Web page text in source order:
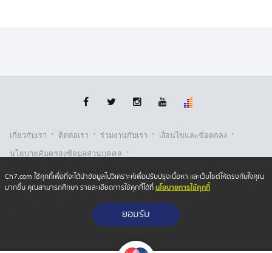
เกี่ยวกับเรา · ติตต่อเรา · ร่วมงานกับเรา · เงื่อนไขและข้อตกลง ·
นโยบายคุ้มครองข้อมูลส่วนบุคคล ·
นโยบายคุ้มครองข้อมูลส่วนบุคคล (ออนไลน์) · นโยบายคุกกี้ ·
รับเรื่องร้องเรียน
Copyright © 2026 Bangkok Broadcasting & T.V. Co.,Ltd.
Ch7.com ใช้คุกกี้เพื่อที่จะได้นำข้อมูลไปวิเคราะห์เพื่อปรับปรุงเนื้อหา และเว็บไซต์ให้ตรงกับใจคุณ
มากขึ้น คุณสามารถศึกษา รายละเอียดการใช้คุกกี้ได้ที่นโยบายการใช้คุกกี้
ยอมรับ